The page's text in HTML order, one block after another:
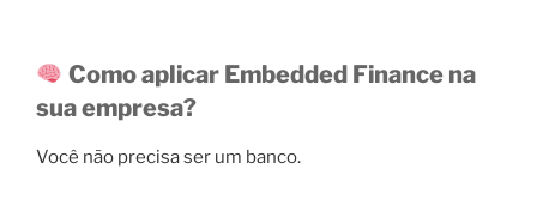
Como aplicar Embedded Finance na
sua empresa?
Você não precisa ser um banco.